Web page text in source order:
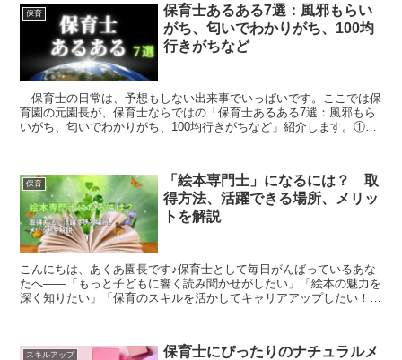
保育
保育士あるある7選：風邪もらい
がち、匂いでわかりがち、100均
行きがちなど
保育士の日常は、予想もしない出来事でいっぱいです。ここでは保
育園の元園長が、保育士ならではの「保育士あるある7選：風邪もら
いがち、匂いでわかりがち、100均行きがちなど」紹介します。①一
保育
「絵本専門士」になるには？ 取
得方法、活躍できる場所、メリッ
トを解説
こんにちは、あくあ園長です♪保育士として毎日がんばっているあな
たへ——「もっと子どもに響く読み聞かせがしたい」「絵本の魅力を
深く知りたい」「保育のスキルを活かしてキャリアアップしたい！」
スキルアップ
保育士にぴったりのナチュラルメ